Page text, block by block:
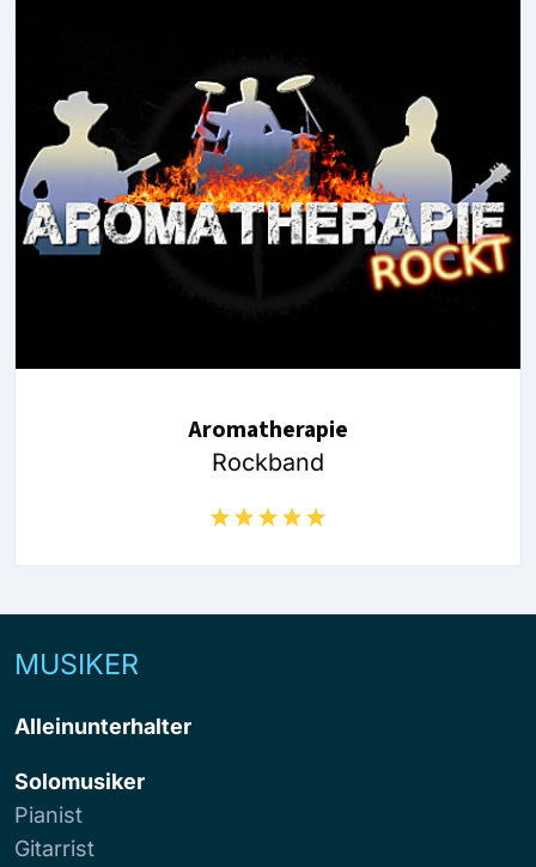
Aromatherapie
Rockband
MUSIKER
Alleinunterhalter
Solomusiker
Pianist
Gitarrist